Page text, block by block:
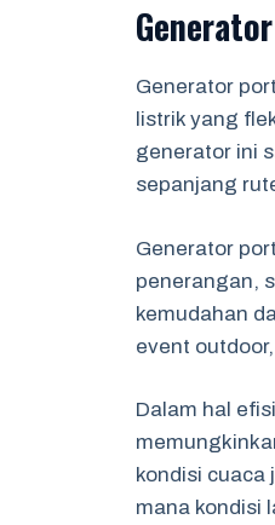
Generator
listrik yang
generator ini
sepanjang
Generator
penerangan,
kemudahan
event
Dalam hal
kondisi cuaca
mana kondisi